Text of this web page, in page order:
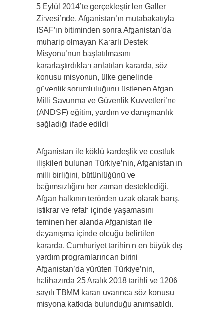
5 Eylül 2014’te gerçekleştirilen Galler
Zirvesi’nde, Afganistan’ın mutabakatıyla
ISAF’ın bitiminden sonra Afganistan’da
muharip olmayan Kararlı Destek
Misyonu’nun başlatılmasını
kararlaştırdıkları anlatılan kararda, söz
konusu misyonun, ülke genelinde
güvenlik sorumluluğunu üstlenen Afgan
Milli Savunma ve Güvenlik Kuvvetleri’ne
(ANDSF) eğitim, yardım ve danışmanlık
sağladığı ifade edildi.
Afganistan ile köklü kardeşlik ve dostluk
ilişkileri bulunan Türkiye’nin, Afganistan’ın
milli birliğini, bütünlüğünü ve
bağımsızlığını her zaman desteklediği,
Afgan halkının terörden uzak olarak barış,
istikrar ve refah içinde yaşamasını
teminen her alanda Afganistan ile
dayanışma içinde olduğu belirtilen
kararda, Cumhuriyet tarihinin en büyük dış
yardım programlarından birini
Afganistan’da yürüten Türkiye’nin,
halihazırda 25 Aralık 2018 tarihli ve 1206
sayılı TBMM kararı uyarınca söz konusu
misyona katkıda bulunduğu anımsatıldı.